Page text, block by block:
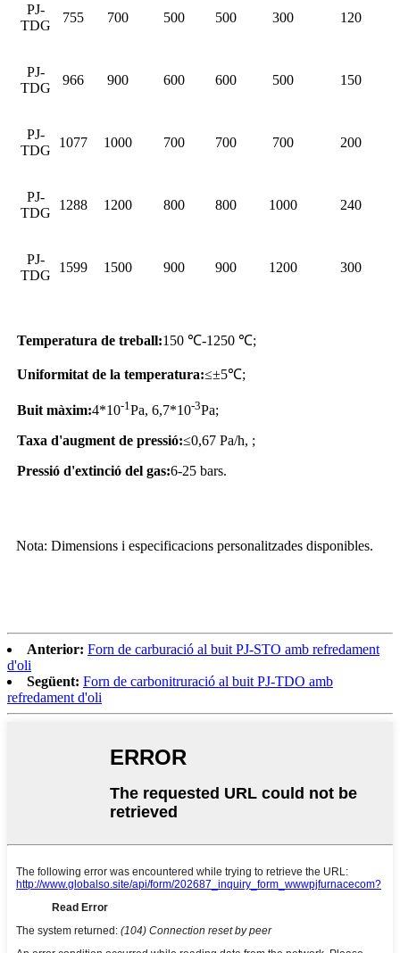
PJ-
TDG
755 700 500 500 300 120
PJ-
TDG
966 900 600 600 500 150
PJ-
TDG
1077 1000 700 700 700 200
PJ-
TDG
1288 1200 800 800 1000 240
PJ-
TDG
1599 1500 900 900 1200 300
Temperatura de treball:150 ℃-1250 ℃;
Uniformitat de la temperatura:≤±5℃;
Buit màxim:4*10-1 Pa, 6,7*10-3Pa;
Taxa d'augment de pressió:≤0,67 Pa/h, ;
Pressió d'extinció del gas:6-25 bars.
Nota: Dimensions i especificacions personalitzades disponibles.
Anterior: Forn de carburació al buit PJ-STO amb refredament
d'oli
Següent: Forn de carbonitruració al buit PJ-TDO amb
refredament d'oli